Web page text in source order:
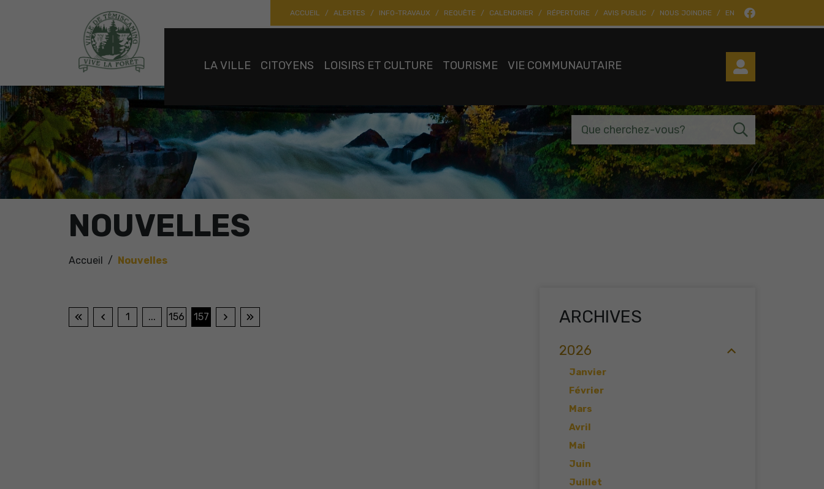
ACCUEIL ALERTES INFO-TRAVAUX REQUÊTE CALENDRIER RÉPERTOIRE AVIS PUBLIC NOUS JOINDRE EN
LA VILLE CITOYENS LOISIRS ET CULTURE TOURISME VIE COMMUNAUTAIRE
Que cherchez-vous?
NOUVELLES
Accueil Nouvelles
1 ... 156 157 ARCHIVES
2026
Janvier
Février
Mars
Avril
Mai
Juin
Juillet